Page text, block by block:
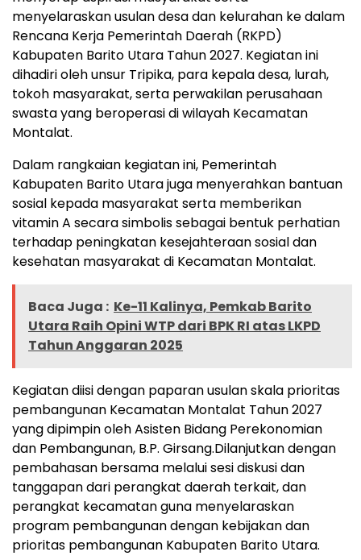
menyelaraskan usulan desa dan kelurahan ke dalam
Rencana Kerja Pemerintah Daerah (RKPD)
Kabupaten Barito Utara Tahun 2027. Kegiatan ini
dihadiri oleh unsur Tripika, para kepala desa, lurah,
tokoh masyarakat, serta perwakilan perusahaan
swasta yang beroperasi di wilayah Kecamatan
Montalat.
Dalam rangkaian kegiatan ini, Pemerintah
Kabupaten Barito Utara juga menyerahkan bantuan
sosial kepada masyarakat serta memberikan
vitamin A secara simbolis sebagai bentuk perhatian
terhadap peningkatan kesejahteraan sosial dan
kesehatan masyarakat di Kecamatan Montalat.
Baca Juga : Ke-11 Kalinya, Pemkab Barito
Utara Raih Opini WTP dari BPK RI atas LKPD
Tahun Anggaran 2025
Kegiatan diisi dengan paparan usulan skala prioritas
pembangunan Kecamatan Montalat Tahun 2027
yang dipimpin oleh Asisten Bidang Perekonomian
dan Pembangunan, B.P. Girsang.Dilanjutkan dengan
pembahasan bersama melalui sesi diskusi dan
tanggapan dari perangkat daerah terkait, dan
perangkat kecamatan guna menyelaraskan
program pembangunan dengan kebijakan dan
prioritas pembangunan Kabupaten Barito Utara.